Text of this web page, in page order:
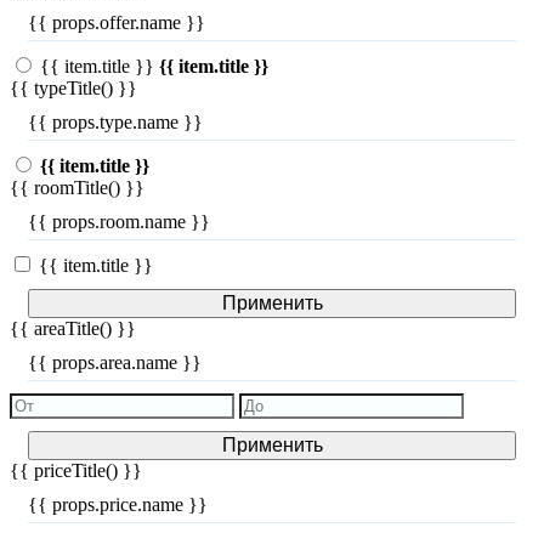
{{ props.offer.name }}
{{ item.title }} {{ item.title }}
{{ typeTitle() }}
{{ props.type.name }}
{{ item.title }}
{{ roomTitle() }}
{{ props.room.name }}
{{ item.title }}
Применить
{{ areaTitle() }}
{{ props.area.name }}
Применить
{{ priceTitle() }}
{{ props.price.name }}